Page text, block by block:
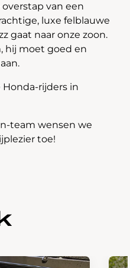
van een
luxe felblauwe
gaat naar onze zoon.
hij moet goed en
rijders in
team wensen we
toe!